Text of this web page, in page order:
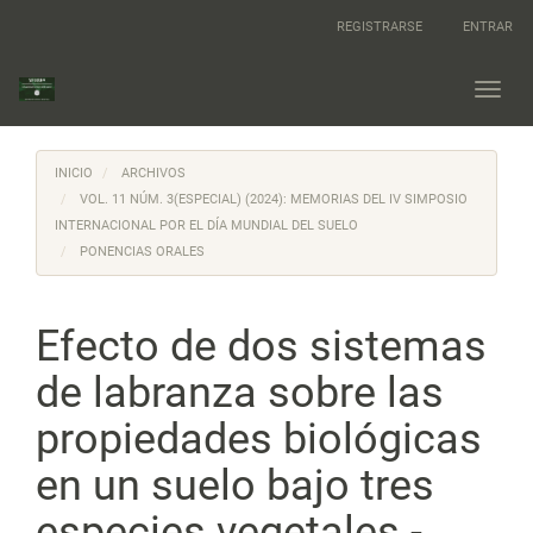
principal
Barra
lateral
REGISTRARSE ENTRAR
INICIO
ARCHIVOS
VOL. 11 NÚM. 3(ESPECIAL) (2024): MEMORIAS DEL IV SIMPOSIO
INTERNACIONAL POR EL DÍA MUNDIAL DEL SUELO
PONENCIAS ORALES
Efecto de dos sistemas
de labranza sobre las
propiedades biológicas
en un suelo bajo tres